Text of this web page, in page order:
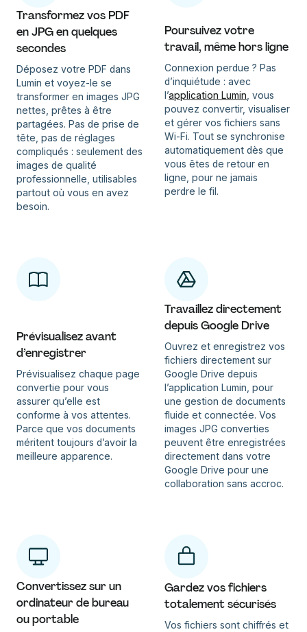
Transformez vos PDF
en JPG en quelques
secondes
Déposez votre PDF dans
Lumin et voyez-le se
transformer en images JPG
nettes, prêtes à être
partagées. Pas de prise de
tête, pas de réglages
compliqués : seulement des
images de qualité
professionnelle, utilisables
partout où vous en avez
besoin.
Poursuivez votre
travail, même hors ligne
Connexion perdue ? Pas
d’inquiétude : avec
l’application Lumin , vous
pouvez convertir, visualiser
et gérer vos fichiers sans
Wi-Fi. Tout se synchronise
automatiquement dès que
vous êtes de retour en
ligne, pour ne jamais
perdre le fil.
Prévisualisez avant
d’enregistrer
Prévisualisez chaque page
convertie pour vous
assurer qu’elle est
conforme à vos attentes.
Parce que vos documents
méritent toujours d’avoir la
meilleure apparence.
Travaillez directement
depuis Google Drive
Ouvrez et enregistrez vos
fichiers directement sur
Google Drive depuis
l’application Lumin, pour
une gestion de documents
fluide et connectée. Vos
images JPG converties
peuvent être enregistrées
directement dans votre
Google Drive pour une
collaboration sans accroc.
Convertissez sur un
ordinateur de bureau
ou portable
Gardez vos fichiers
totalement sécurisés
Vos fichiers sont chiffrés et